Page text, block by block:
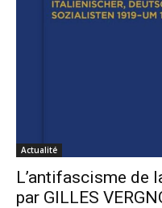
Actualité
L’antifascisme de
par GILLES